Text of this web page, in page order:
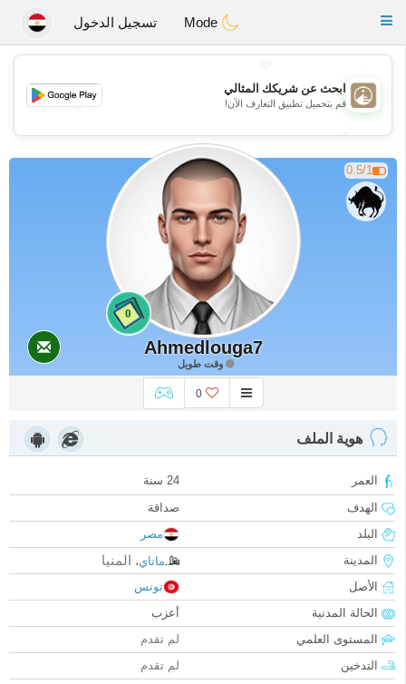
Bahebik
Toggle
تسجيل الدخول
💖
💕
💕
ابحث عن شريكك المثالي
قم بتحميل تطبيق التعارف الآن!
0.5/1
0
Ahmedlouga7
وقت طويل
0
هوية الملف
العمر
24 سنة
الهدف
صداقة
البلد
مصر
المدينة
ماتاي، المنيا
الأصل
تونس
الحالة المدنية
أعزب
المستوى العلمي
لم تقدم
التدخين
لم تقدم